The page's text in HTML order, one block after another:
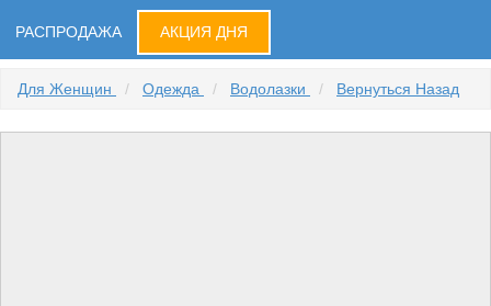
РАСПРОДАЖА АКЦИЯ ДНЯ
Для Женщин / Одежда / Водолазки / Вернуться Назад